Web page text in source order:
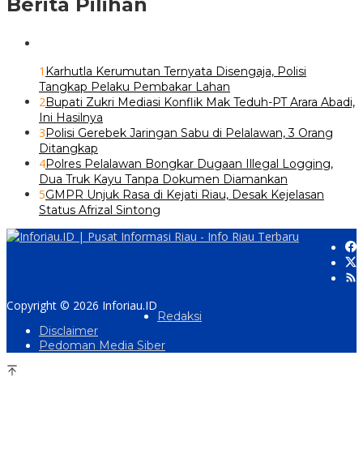
1 Karhutla Kerumutan Ternyata Disengaja, Polisi
Tangkap Pelaku Pembakar Lahan
2Bupati Zukri Mediasi Konflik Mak Teduh-PT Arara Abadi,
Ini Hasilnya
3Polisi Gerebek Jaringan Sabu di Pelalawan, 3 Orang
Ditangkap
4Polres Pelalawan Bongkar Dugaan Illegal Logging,
Dua Truk Kayu Tanpa Dokumen Diamankan
5GMPR Unjuk Rasa di Kejati Riau, Desak Kejelasan
Status Afrizal Sintong
Copyright © 2026 Inforiau.ID
Redaksi
Disclaimer
Pedoman Media Siber